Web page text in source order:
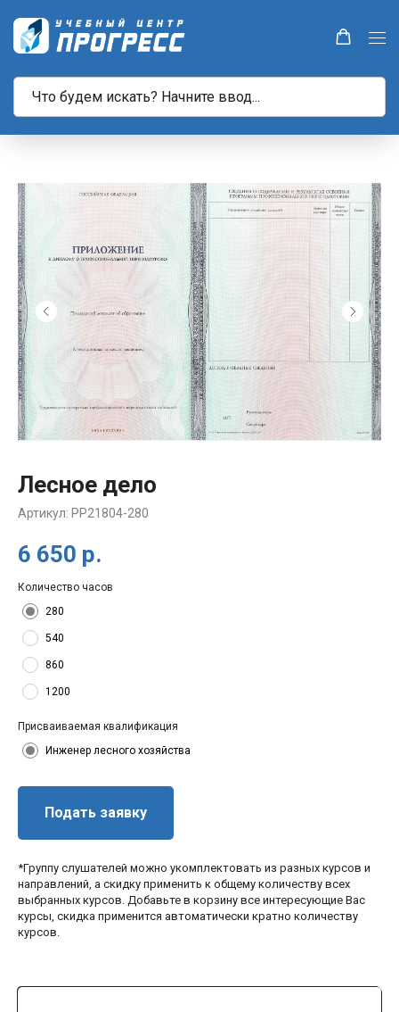
Лесное дело
Артикул: PP21804-280
6 650 р.
Количество часов
280
540
860
1200
Присваиваемая квалификация
Инженер лесного хозяйства
Подать заявку
*Группу слушателей можно укомплектовать из разных курсов и
направлений, а скидку применить к общему количеству всех
выбранных курсов. Добавьте в корзину все интересующие Вас
курсы, скидка применится автоматически кратно количеству
курсов.